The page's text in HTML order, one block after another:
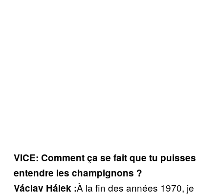
VICE: Comment ça se fait que tu puisses
entendre les champignons ?
Václav Hálek :À la fin des années 1970, je